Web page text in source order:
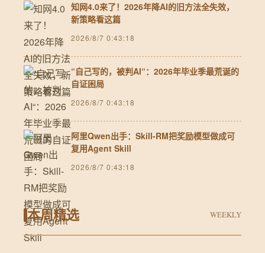
知网4.0来了！2026年降AI的旧方法全失效，
新策略看这篇
2026/8/7 0:43:18
“自己写的，被判AI“：2026年毕业季最荒诞的
自证困局
2026/8/7 0:43:18
阿里Qwen出手：Skill-RM把奖励模型做成可
复用Agent Skill
2026/8/7 0:43:18
本周精选 WEEKLY